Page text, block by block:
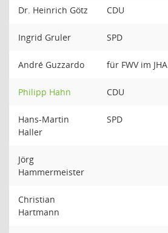
Dr. Heinrich Götz CDU
Ingrid Gruler SPD
André Guzzardo für FWV im JHA
Philipp Hahn CDU
Hans-Martin
Haller
SPD
Jörg
Hammermeister
Christian
Hartmann